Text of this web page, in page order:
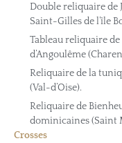
Double reliquaire de
Saint-Gilles de l’île
Tableau reliquaire
d’Angoulême
Reliquaire de la
(Val-d’Oise).
Reliquaire de
dominicaines (Saint
Crosses